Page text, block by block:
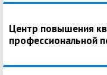
Центр повышения
профессиональной